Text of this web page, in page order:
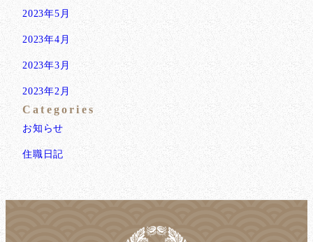
2023年5月
2023年4月
2023年3月
2023年2月
Categories
お知らせ
住職日記